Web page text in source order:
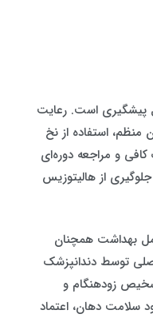
پیشگیری است. رعایت
استفاده از نخ
و مراجعه دوره‌ای
از هالیتوزیس
بهداشت همچنان
توسط دندانپزشک
زودهنگام و
سلامت دهان، اعتماد